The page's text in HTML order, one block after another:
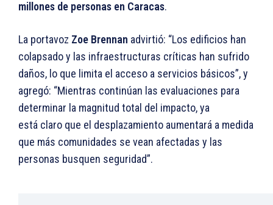
millones de personas en Caracas.
La portavoz Zoe Brennan advirtió: “Los edificios han
colapsado y las infraestructuras críticas han sufrido
daños, lo que limita el acceso a servicios básicos”, y
agregó: “Mientras continúan las evaluaciones para
determinar la magnitud total del impacto, ya
está claro que el desplazamiento aumentará a medida
que más comunidades se vean afectadas y las
personas busquen seguridad”.